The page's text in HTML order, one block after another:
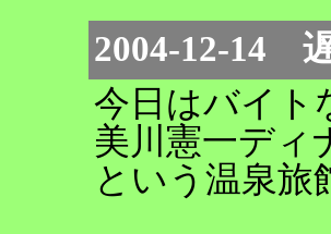
2004-12-14
今日はバイト
美川憲一ディ
という温泉旅